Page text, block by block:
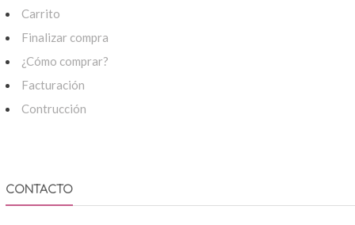
Carrito
Finalizar compra
¿Cómo comprar?
Facturación
Contrucción
CONTACTO